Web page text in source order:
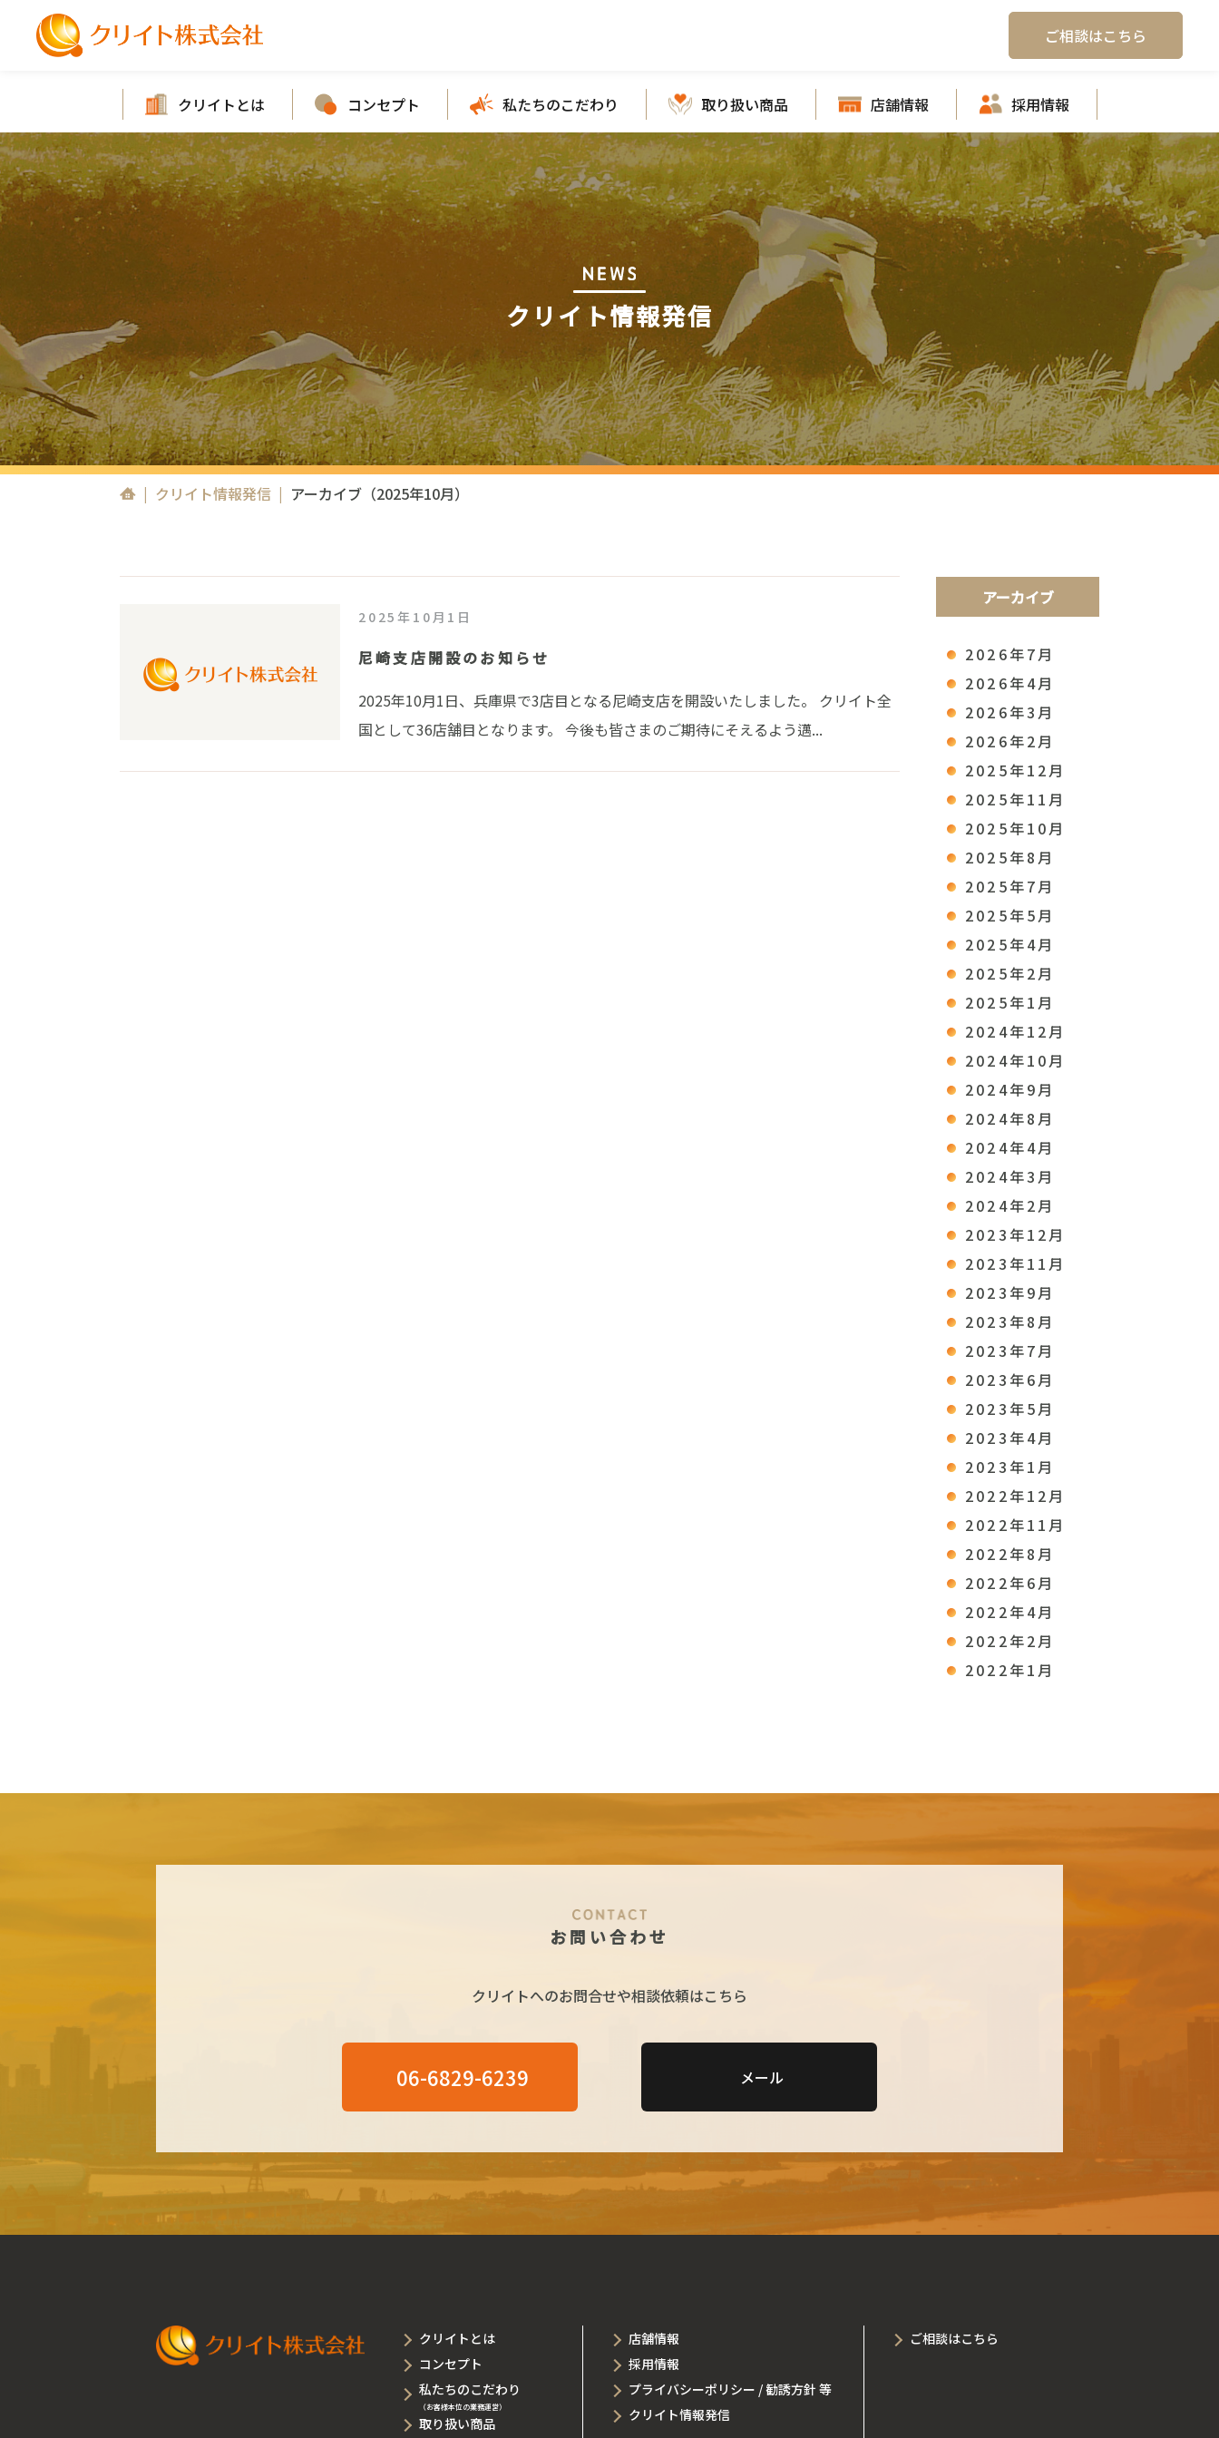
ご相談はこちら
クリイトとは コンセプト 私たちのこだわり 取り扱い商品 店舗情報 採用情報
クリイト情報発信
| クリイト情報発信 | アーカイブ（2025年10月）
2025年10月1日
尼崎支店開設のお知らせ
2025年10月1日、兵庫県で3店目となる尼崎支店を開設いたしました。 クリイト全
国として36店舗目となります。 今後も皆さまのご期待にそえるよう邁...
アーカイブ
2026年7月
2026年4月
2026年3月
2026年2月
2025年12月
2025年11月
2025年10月
2025年8月
2025年7月
2025年5月
2025年4月
2025年2月
2025年1月
2024年12月
2024年10月
2024年9月
2024年8月
2024年4月
2024年3月
2024年2月
2023年12月
2023年11月
2023年9月
2023年8月
2023年7月
2023年6月
2023年5月
2023年4月
2023年1月
2022年12月
2022年11月
2022年8月
2022年6月
2022年4月
2022年2月
2022年1月
お問い合わせ
クリイトへのお問合せや相談依頼はこちら
06-6829-6239 メール
クリイトとは
コンセプト
私たちのこだわり
（お客様本位の業務運営）
取り扱い商品
店舗情報
採用情報
プライバシーポリシー / 勧誘方針 等
クリイト情報発信
ご相談はこちら